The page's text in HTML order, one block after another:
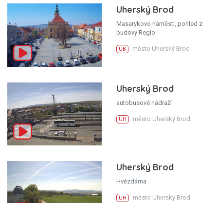
Uherský Brod
Masarykovo náměstí, pohled z
budovy Regio
UB město Uherský Brod
Uherský Brod
autobusové nádraží
UH město Uherský Brod
Uherský Brod
Hvězdárna
UH město Uherský Brod